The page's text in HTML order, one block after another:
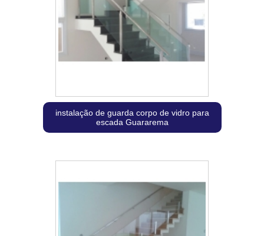
instalação de guarda corpo de vidro para
escada Guararema